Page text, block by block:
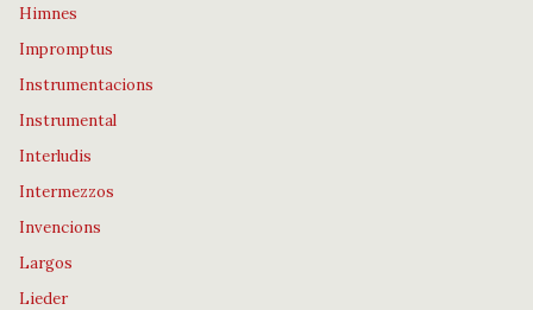
Himnes
Impromptus
Instrumentacions
Instrumental
Interludis
Intermezzos
Invencions
Largos
Lieder